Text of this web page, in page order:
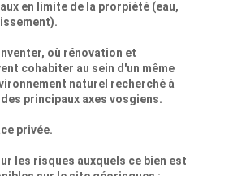
en limite de la prorpiété (eau,
où rénovation et
cohabiter au sein d'un même
naturel recherché à
principaux axes vosgiens.
privée.
les risques auxquels ce bien est